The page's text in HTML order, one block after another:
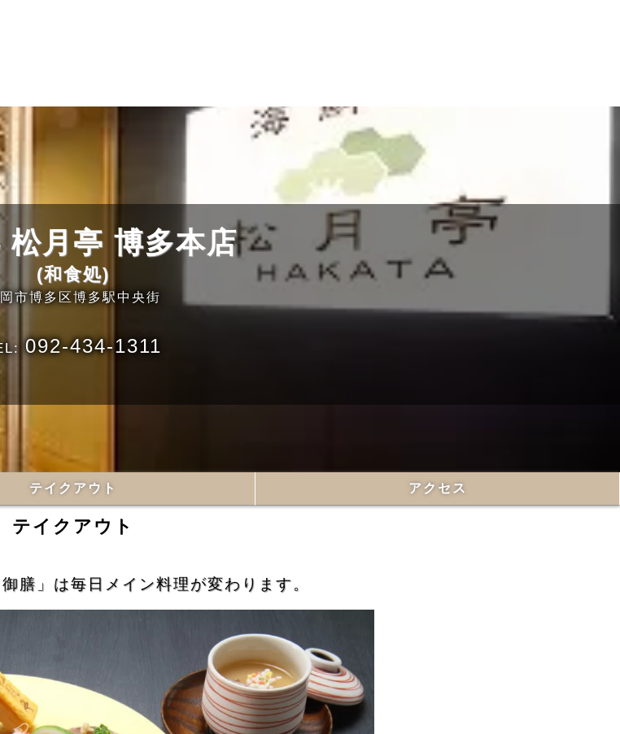
松月亭 博多本店
(和食処)
市博多区博多駅中央街
092-434-1311
テイクアウト アクセス
テイクアウト
膳」は毎日メイン料理が変わります。